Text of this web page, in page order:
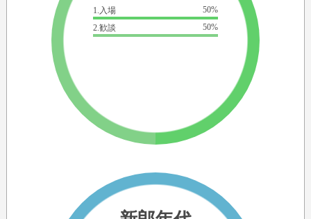
1.入場
50%
2.歓談
50%